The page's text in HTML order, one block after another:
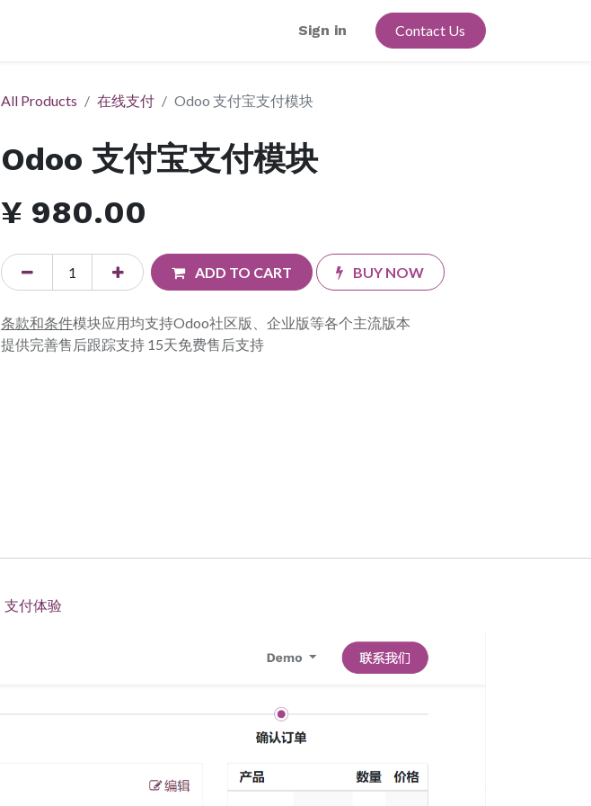
Sign in Contact Us
All Products 在线支付 Odoo 支付宝支付模块
Odoo 支付宝支付模块
¥ 980.00
ADD TO CART BUY NOW
条款和条件模块应用均支持Odoo社区版、企业版等各个主流版本
提供完善售后跟踪支持 15天免费售后支持
支付体验